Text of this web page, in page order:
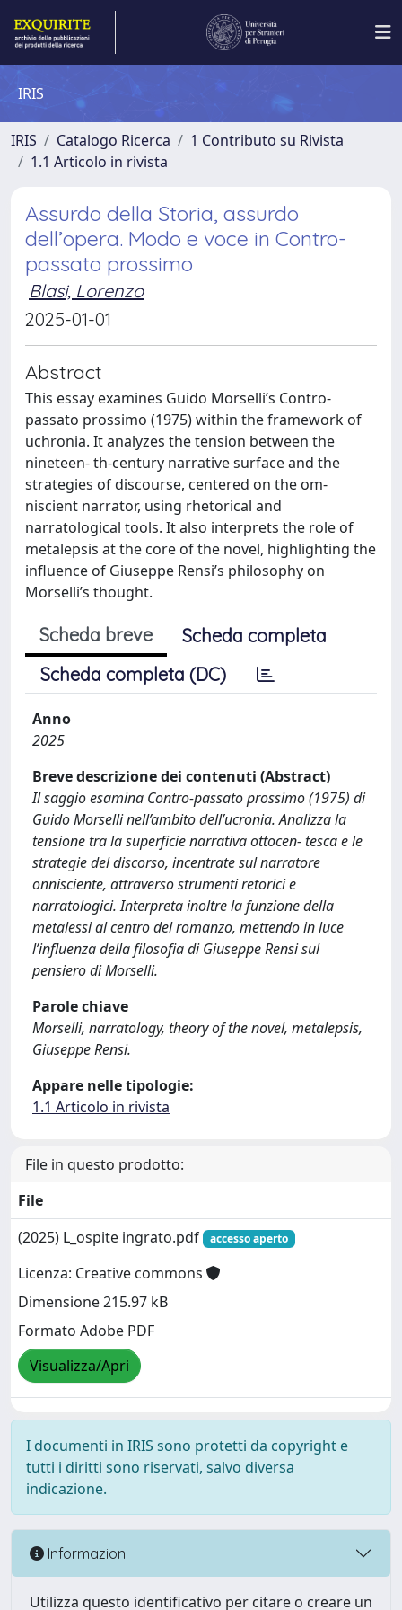
IRIS
IRIS Catalogo Ricerca
1 Contributo su Rivista
1.1 Articolo in rivista
Assurdo della Storia, assurdo
dell’opera. Modo e voce in Contro-
passato prossimo
Blasi, Lorenzo
2025-01-01
Abstract
This essay examines Guido Morselli’s Contro-
passato prossimo (1975) within the framework of
uchronia. It analyzes the tension between the
nineteen- th-century narrative surface and the
strategies of discourse, centered on the om-
niscient narrator, using rhetorical and
narratological tools. It also interprets the role of
metalepsis at the core of the novel, highlighting the
influence of Giuseppe Rensi’s philosophy on
Morselli’s thought.
Scheda breve
Scheda completa
Scheda completa (DC)
Anno
2025
Breve descrizione dei contenuti (Abstract)
Il saggio esamina Contro-passato prossimo (1975) di
Guido Morselli nell’ambito dell’ucronia. Analizza la
tensione tra la superficie narrativa ottocen- tesca e le
strategie del discorso, incentrate sul narratore
onnisciente, attraverso strumenti retorici e
narratologici. Interpreta inoltre la funzione della
metalessi al centro del romanzo, mettendo in luce
l’influenza della filosofia di Giuseppe Rensi sul
pensiero di Morselli.
Parole chiave
Morselli, narratology, theory of the novel, metalepsis,
Giuseppe Rensi.
Appare nelle tipologie:
1.1 Articolo in rivista
File in questo prodotto:
File
(2025) L_ospite ingrato.pdf
accesso aperto
Licenza: Creative commons
Dimensione 215.97 kB
Formato Adobe PDF
Visualizza/Apri
I documenti in IRIS sono protetti da copyright e
tutti i diritti sono riservati, salvo diversa
indicazione.
Informazioni
Utilizza questo identificativo per citare o creare un